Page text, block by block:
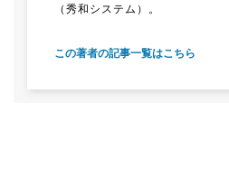
（秀和システム）。
この著者の記事一覧はこちら